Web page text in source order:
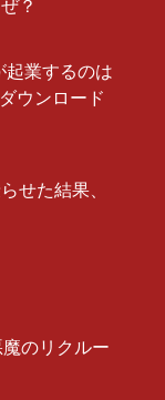
？
業するのは
ウンロード
せた結果、
のリクルー